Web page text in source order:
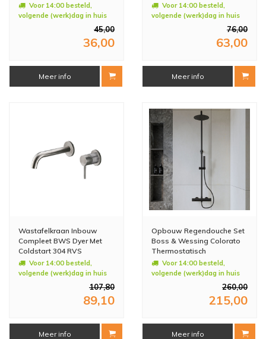
Voor 14:00 besteld,
volgende (werk)dag in huis
45,00
36,00
Meer info
Voor 14:00 besteld,
volgende (werk)dag in huis
76,00
63,00
Meer info
Wastafelkraan Inbouw
Compleet BWS Dyer Met
Coldstart 304 RVS
Voor 14:00 besteld,
volgende (werk)dag in huis
107,80
89,10
Meer info
Opbouw Regendouche Set
Boss & Wessing Colorato
Thermostatisch
Hoofddouche 20 cm Rond
Mat Zwart
Voor 14:00 besteld,
volgende (werk)dag in huis
260,00
215,00
Meer info